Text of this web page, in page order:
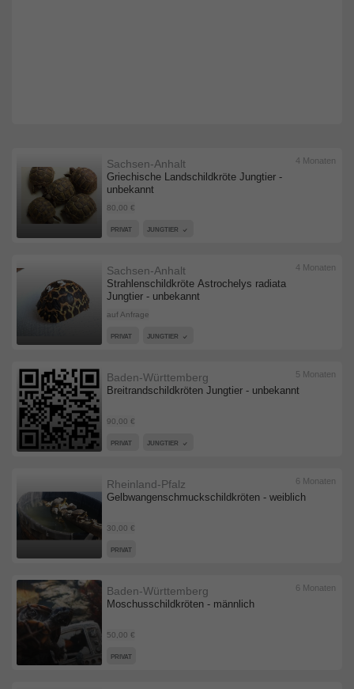
Griechische Landschildkröte Jungtier -
unbekannt
Sachsen-Anhalt
80,00 €
4 Monaten
PRIVAT JUNGTIER
Strahlenschildkröte Astrochelys radiata
Jungtier - unbekannt
Sachsen-Anhalt
auf Anfrage
4 Monaten
PRIVAT JUNGTIER
Breitrandschildkröten Jungtier - unbekannt
Baden-Württemberg
90,00 €
5 Monaten
PRIVAT JUNGTIER
Gelbwangenschmuckschildkröten - weiblich
Rheinland-Pfalz
30,00 €
6 Monaten
PRIVAT
Moschusschildkröten - männlich
Baden-Württemberg
50,00 €
6 Monaten
PRIVAT